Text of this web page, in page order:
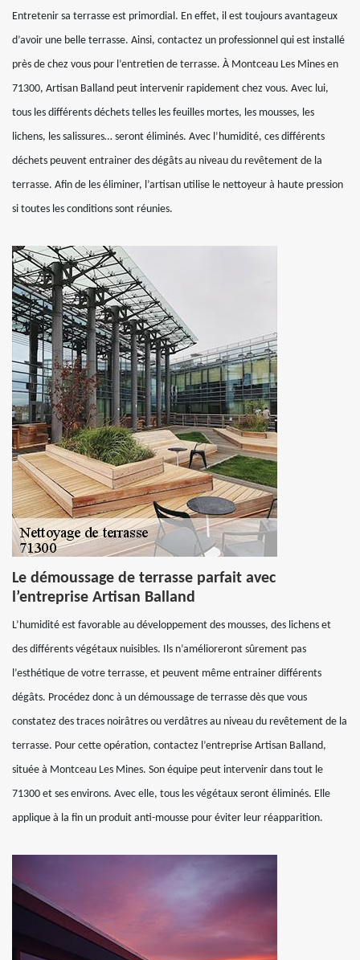
Entretenir sa terrasse est primordial. En effet, il est toujours avantageux
d’avoir une belle terrasse. Ainsi, contactez un professionnel qui est installé
près de chez vous pour l’entretien de terrasse. À Montceau Les Mines en
71300, Artisan Balland peut intervenir rapidement chez vous. Avec lui,
tous les différents déchets telles les feuilles mortes, les mousses, les
lichens, les salissures… seront éliminés. Avec l’humidité, ces différents
déchets peuvent entrainer des dégâts au niveau du revêtement de la
terrasse. Afin de les éliminer, l’artisan utilise le nettoyeur à haute pression
si toutes les conditions sont réunies.
Le démoussage de terrasse parfait avec
l’entreprise Artisan Balland
L’humidité est favorable au développement des mousses, des lichens et
des différents végétaux nuisibles. Ils n’amélioreront sûrement pas
l’esthétique de votre terrasse, et peuvent même entrainer différents
dégâts. Procédez donc à un démoussage de terrasse dès que vous
constatez des traces noirâtres ou verdâtres au niveau du revêtement de la
terrasse. Pour cette opération, contactez l’entreprise Artisan Balland,
située à Montceau Les Mines. Son équipe peut intervenir dans tout le
71300 et ses environs. Avec elle, tous les végétaux seront éliminés. Elle
applique à la fin un produit anti-mousse pour éviter leur réapparition.